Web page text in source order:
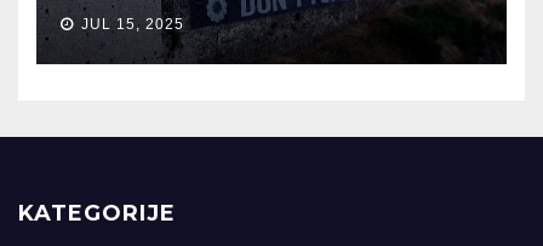
JUL 15, 2025
KATEGORIJE